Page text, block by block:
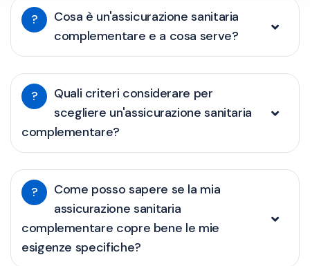
?
Cosa è un'assicurazione sanitaria
complementare e a cosa serve?
?
Quali criteri considerare per
scegliere un'assicurazione sanitaria
complementare?
?
Come posso sapere se la mia
assicurazione sanitaria
complementare copre bene le mie
esigenze specifiche?